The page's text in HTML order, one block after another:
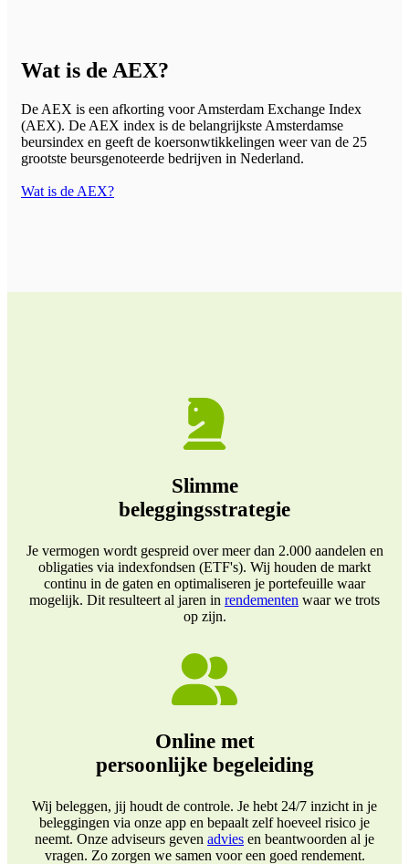
Wat is de AEX?
De AEX is een afkorting voor Amsterdam Exchange Index
(AEX). De AEX index is de belangrijkste Amsterdamse
beursindex en geeft de koersonwtikkelingen weer van de 25
grootste beursgenoteerde bedrijven in Nederland.
Wat is de AEX?
Slimme
beleggingsstrategie
Je vermogen wordt gespreid over meer dan 2.000 aandelen en
obligaties via indexfondsen (ETF's). Wij houden de markt
continu in de gaten en optimaliseren je portefeuille waar
mogelijk. Dit resulteert al jaren in rendementen waar we trots
op zijn.
Online met
persoonlijke begeleiding
Wij beleggen, jij houdt de controle. Je hebt 24/7 inzicht in je
beleggingen via onze app en bepaalt zelf hoeveel risico je
neemt. Onze adviseurs geven advies en beantwoorden al je
vragen. Zo zorgen we samen voor een goed rendement.